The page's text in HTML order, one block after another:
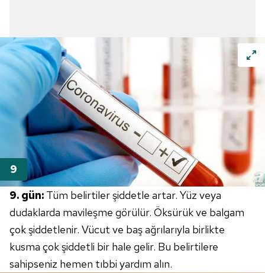
9. gün: Tüm belirtiler şiddetle artar. Yüz veya
dudaklarda mavileşme görülür. Öksürük ve balgam
çok şiddetlenir. Vücut ve baş ağrılarıyla birlikte
kusma çok şiddetli bir hale gelir. Bu belirtilere
sahipseniz hemen tıbbi yardım alın.